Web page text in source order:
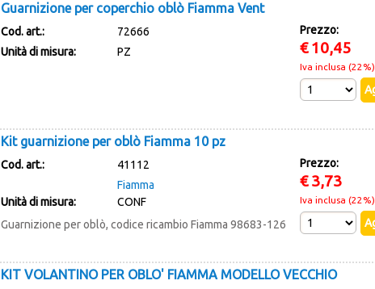
Guarnizione per coperchio oblò Fiamma Vent
Cod. art.:
72666
Unità di misura:
PZ
Prezzo:
€10,45
Iva inclusa (22%)
Kit guarnizione per oblò Fiamma 10 pz
Cod. art.:
41112
Fiamma
Unità di misura:
CONF
Guarnizione per oblò, codice ricambio Fiamma 98683-126
Prezzo:
€3,73
Iva inclusa (22%)
KIT VOLANTINO PER OBLO' FIAMMA MODELLO VECCHIO